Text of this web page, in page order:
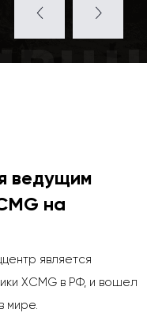
ведущим
на
является
XCMG в РФ, и вошел
мире.